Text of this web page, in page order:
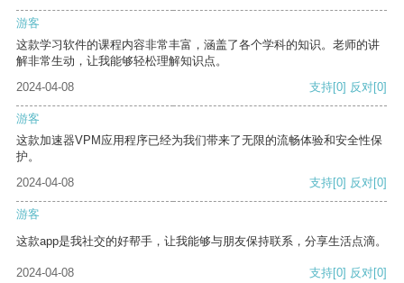
游客
这款学习软件的课程内容非常丰富，涵盖了各个学科的知识。老师的讲
解非常生动，让我能够轻松理解知识点。
2024-04-08
支持[0] 反对[0]
游客
这款加速器VPM应用程序已经为我们带来了无限的流畅体验和安全性保
护。
2024-04-08
支持[0] 反对[0]
游客
这款app是我社交的好帮手，让我能够与朋友保持联系，分享生活点滴。
2024-04-08 支持[0] 反对[0]